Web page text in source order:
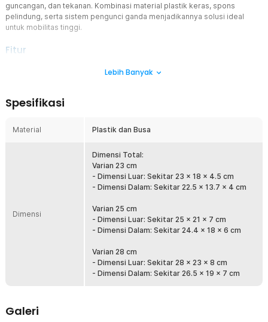
guncangan, dan tekanan. Kombinasi material plastik keras, spons
pelindung, serta sistem pengunci ganda menjadikannya solusi ideal
untuk mobilitas tinggi.
Fitur
Bawa Alat dengan Lengkap
TaffGUARD, Anda dapat membawa lebih banyak barang berkat
peralatan, kotak perkakas ini tahan lama dan tidak mudah rusak.
Kotak perkakas TaffGUARD dilengkapi lapisan dalam berbahan
spons yang memberikan perlindungan maksimal terhadap benturan
dan guncangan. Dengan spons ini, barang tetap stabil dan terhindar
Dirancang untuk mobilitas, kotak perkakas ini dilengkapi sistem
penguncian khusus. Anda dapat menutupnya rapat berkat dua
Daya Tahan yang Tinggi
Kotak perkakas ini dibuat dari plastik keras sebagai material utama,
Lebih Banyak
Spesifikasi
Material Plastik dan Busa
Dimensi
Dimensi Total:
Varian 23 cm
- Dimensi Luar: Sekitar 23 x 18 x 4.5 cm
- Dimensi Dalam: Sekitar 22.5 x 13.7 x 4 cm
Varian 25 cm
- Dimensi Luar: Sekitar 25 x 21 x 7 cm
- Dimensi Dalam: Sekitar 24.4 x 18 x 6 cm
Varian 28 cm
- Dimensi Luar: Sekitar 28 x 23 x 8 cm
- Dimensi Dalam: Sekitar 26.5 x 19 x 7 cm
Galeri